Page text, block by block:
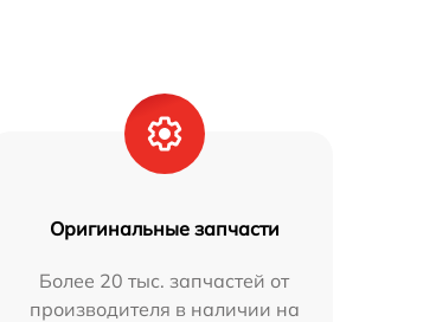
Оригинальные запчасти
Более 20 тыс. запчастей от
производителя в наличии на